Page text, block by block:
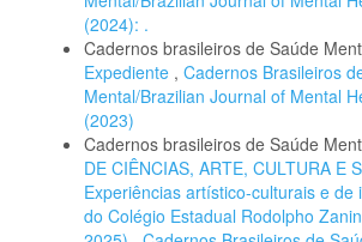
(2024): .
Cadernos brasileiros de Saúde
Expediente , Cadernos Brasileiros
Mental/Brazilian Journal of Mental
(2023)
Cadernos brasileiros de Saúde
DE CIÊNCIAS, ARTE, CULTURA E
Experiências artístico-culturais e de
do Colégio Estadual Rodolpho